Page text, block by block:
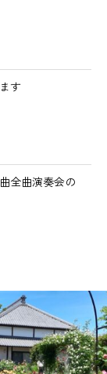
す
全曲演奏会の